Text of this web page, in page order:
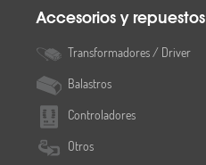
Accesorios y repuestos
Transformadores / Driver
Balastros
Controladores
Otros